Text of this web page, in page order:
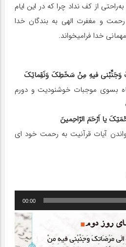
از کف نداد چرا که در این ایام
رحمت و مغفرت الهی به بندگان خدا
خدا فرامی‏خواند.
وَجَنِّبْنى فیهِ مِنْ سَخَطِکَ وَنَقِماتِکَ
بسوى موجبات خوشنودیت و دورم
یا اَرْحَمَ الرّاحِمینَ
آیات قرآنیت به رحمت خود اى
00:00